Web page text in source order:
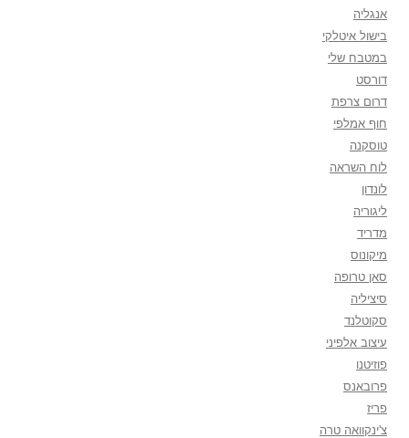
אנגליה
בישול איטלקי
במטבח שלי
דורסט
דרום צרפת
חוף אמלפי
טוסקנה
לוח השראה
לונדון
ליגוריה
מדריד
מיקונוס
סאן טרופה
סיציליה
סקוטלנד
עיצוב אלפיני
פוזיטנו
פרובאנס
פריז
צ'ינקוואה טרה